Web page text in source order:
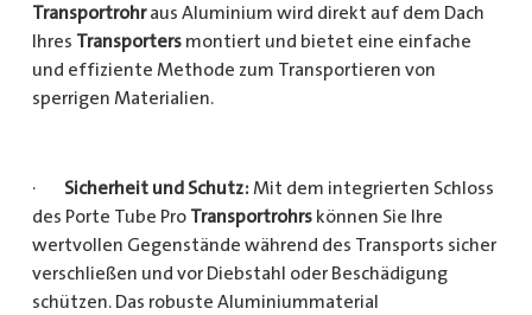
Transportrohraus Aluminium wird direkt auf dem Dach
Ihres Transportersmontiert und bietet eine einfache
und effiziente Methode zum Transportieren von
sperrigen Materialien.
· Sicherheit und Schutz: Mit dem integrierten Schloss
des Porte Tube Pro Transportrohrskönnen Sie Ihre
wertvollen Gegenstände während des Transports sicher
verschließen und vor Diebstahl oder Beschädigung
schützen. Das robuste Aluminiummaterial